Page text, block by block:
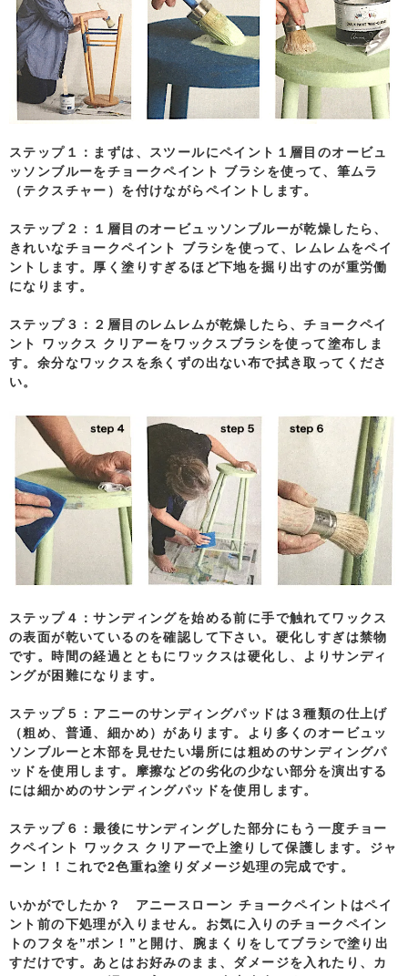
ステップ１： まずは、スツールにペイント１層目のオービュ
ッソンブルーをチョークペイント ブラシを使って、筆ムラ
（テクスチャー）を付けながらペイントします。
ステップ２： １層目のオービュッソンブルーが乾燥したら、
きれいなチョークペイント ブラシを使って、レムレムをペイ
ントします。厚く塗りすぎるほど下地を掘り出すのが重労働
になります。
ステップ３： ２層目のレムレムが乾燥したら、チョークペイ
ント ワックス クリアーをワックスブラシを使って塗布しま
す。余分なワックスを糸くずの出ない布で拭き取ってくださ
い。
ステップ４：サンディングを始める前に手で触れてワックス
の表面が乾いているのを確認して下さい。硬化しすぎは禁物
です。時間の経過とともにワックスは硬化し、よりサンディ
ングが困難になります。
ステップ５： アニーのサンディングパッドは３種類の仕上げ
（粗め、普通、細かめ）があります。より多くのオービュッ
ソンブルーと木部を見せたい場所には粗めのサンディングパ
ッドを使用します。摩擦などの劣化の少ない部分を演出する
には細かめのサンディングパッドを使用します。
ステップ６：最後にサンディングした部分にもう一度チョー
クペイント ワックス クリアーで上塗りして保護します。ジャ
ーン！！これで2色重ね塗りダメージ処理の完成です。
いかがでしたか？ アニースローン チョークペイント はペイ
ント前の下処理が入りません。お気に入りのチョークペイン
トのフタを”ポン！”と開け、腕まくりをしてブラシで塗り出
すだけです。あとはお好みのまま、ダメージを入れたり、 カ